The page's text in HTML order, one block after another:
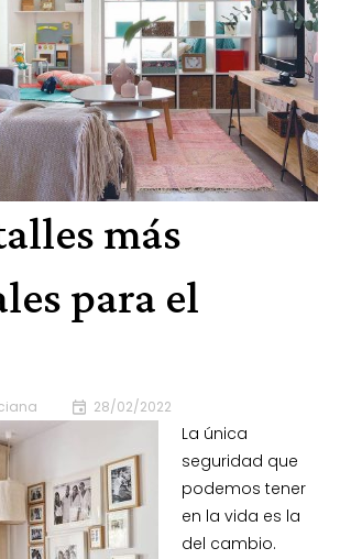
más
para el
28/02/2022
La única
seguridad que
podemos tener
en la vida es la
del cambio.